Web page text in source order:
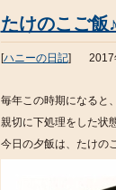
たけのこご飯♪
[ハニーの日記] 2017
毎年この時期になると
親切に下処理をした状
今日の夕飯は、たけの